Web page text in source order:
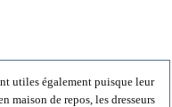
utiles également puisque leur
maison de repos, les dresseurs